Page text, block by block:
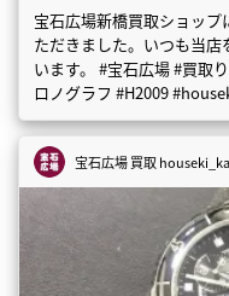
宝石広場新橋買取ショッ
ただきました。いつも当
います。 #宝石広場 #買取
ロノグラフ #H2009
宝石広場 買取